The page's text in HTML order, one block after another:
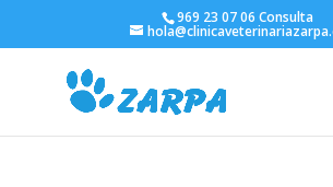
969 23 07 06 Consulta